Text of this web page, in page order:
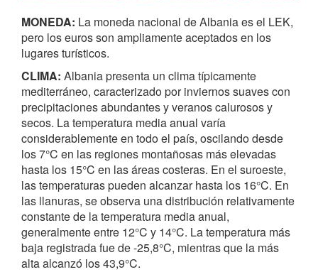
MONEDA: La moneda nacional de Albania es el LEK,
pero los euros son ampliamente aceptados en los
lugares turísticos.
CLIMA: Albania presenta un clima típicamente
mediterráneo, caracterizado por inviernos suaves con
precipitaciones abundantes y veranos calurosos y
secos. La temperatura media anual varía
considerablemente en todo el país, oscilando desde
los 7°C en las regiones montañosas más elevadas
hasta los 15°C en las áreas costeras. En el suroeste,
las temperaturas pueden alcanzar hasta los 16°C. En
las llanuras, se observa una distribución relativamente
constante de la temperatura media anual,
generalmente entre 12°C y 14°C. La temperatura más
baja registrada fue de -25,8°C, mientras que la más
alta alcanzó los 43,9°C.